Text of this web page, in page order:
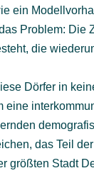
ein
Problem: Die
die
Dörfer in
das Teil
größten Stadt